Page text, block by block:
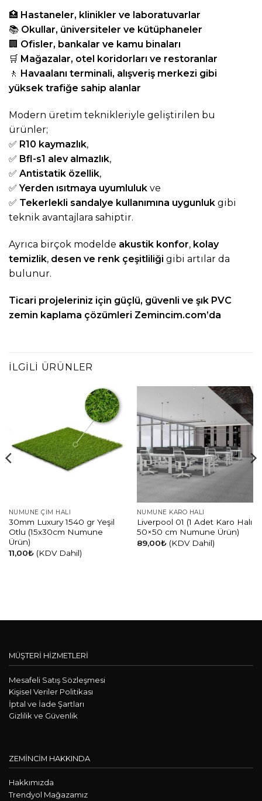
🏥 Hastaneler, klinikler ve laboratuvarlar
📚 Okullar, üniversiteler ve kütüphaneler
🏢 Ofisler, bankalar ve kamu binaları
🛒 Mağazalar, otel koridorları ve restoranlar
🚶 Havaalanı terminali, alışveriş merkezi gibi
yüksek trafiğe sahip alanlar
Modern üretim teknikleriyle geliştirilen bu
ürünler;
✅ R10 kaymazlık,
✅ Bfl-s1 alev almazlık,
✅ Antistatik özellik,
✅Yerden ısıtmaya uyumluluk ve
✅ Tekerlekli sandalye kullanımına uygunluk gibi
teknik avantajlara sahiptir.
Ayrıca birçok modelde akustik konfor, kolay
temizlik, desen ve renk çeşitliliği gibi artılar da
bulunur.
Ticari projeleriniz için güçlü, güvenli ve şık PVC
zemin kaplama çözümleri Zemincim.com’da
İLGILI ÜRÜNLER
NUMUNE ÇIM HALI
30mm Luxury 1540 gr Yeşil
Otlu (15x30cm Numune
Ürün)
11,00₺ (KDV Dahil)
NUMUNE KARO HALI
Liverpool 01 (1 Adet Karo Halı
50×50 cm Numune Ürün)
89,00₺ (KDV Dahil)
MÜŞTERİ HİZMETLERİ
Mesafeli Satış Sözleşmesi
KişiseI Veriler Politikası
İptal ve İade Şartları
Gizlilik ve Güvenlik
ZEMİNCİM HAKKINDA
Hakkımızda
Trendyol Mağazamız